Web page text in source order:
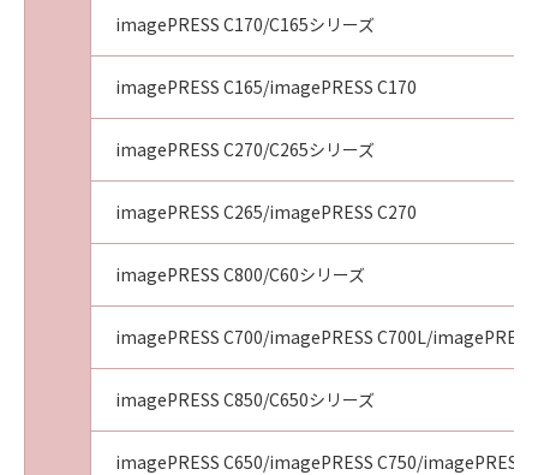
imagePRESS C170/C165シリーズ
imagePRESS C165/imagePRESS C170
imagePRESS C270/C265シリーズ
imagePRESS C265/imagePRESS C270
imagePRESS C800/C60シリーズ
imagePRESS C700/imagePRESS C700L/
imagePRESS C850/C650シリーズ
imagePRESS C650/imagePRESS C750/imagePRESS